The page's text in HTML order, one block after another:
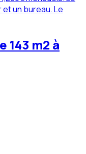
un bureau. Le
143 m2 à